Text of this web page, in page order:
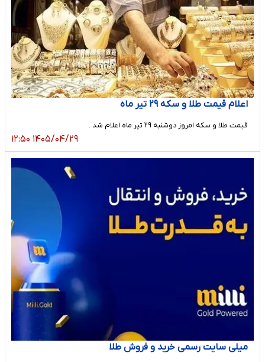
اعلام قیمت طلا و سکه ٢٩ تیر ماه
قیمت طلا و سکه امروز دوشنبه ٢٩ تیر ماه اعلام شد .
۱۴۰۵/۰۴/۲۹ ۱۲:۵۰
میلی سایت رسمی خرید و فروش طلا